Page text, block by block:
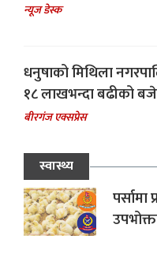
न्यूज डेस्क
धनुषाको मिथिला
१८ लाखभन्दा बढीको
बीरगंज एक्सप्रेस
स्वास्थ्य